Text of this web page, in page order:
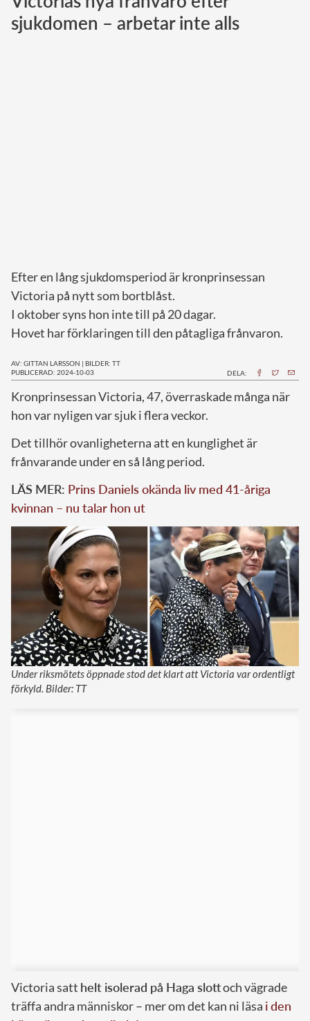
Norska kungahuset
sjukdomen – arbetar inte alls
Efter en lång sjukdomsperiod är kronprinsessan
Victoria på nytt som bortblåst.
I oktober syns hon inte till på 20 dagar.
Hovet har förklaringen till den påtagliga frånvaron.
AV: GITTAN LARSSON | BILDER: TT
PUBLICERAD: 2024-10-03
DELA:
Kronprinsessan Victoria, 47, överraskade många när
hon var nyligen var sjuk i flera veckor.
Det tillhör ovanligheterna att en kunglighet är
frånvarande under en så lång period.
LÄS MER: Prins Daniels okända liv med 41-åriga
kvinnan – nu talar hon ut
Under riksmötets öppnade stod det klart att Victoria var ordentligt
förkyld. Bilder: TT
Victoria satt helt isolerad på Haga slottoch vägrade
träffa andra människor – mer om det kan ni läsa i den